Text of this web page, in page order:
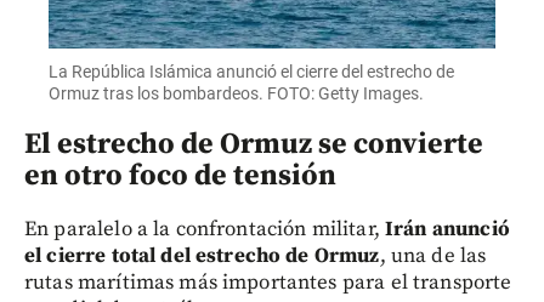
La República Islámica anunció el cierre del estrecho de
Ormuz tras los bombardeos. FOTO: Getty Images.
El estrecho de Ormuz se convierte
en otro foco de tensión
En paralelo a la confrontación militar, Irán anunció
el cierre total del estrecho de Ormuz, una de las
rutas marítimas más importantes para el transporte